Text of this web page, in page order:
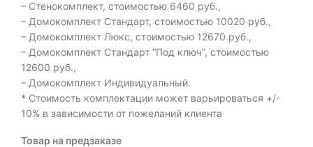
– Стенокомплект, стоимостью 6460 руб.,
– Домокомплект Стандарт, стоимостью 10020 руб.,
– Домокомплект Люкс, стоимостью 12670 руб.,
– Домокомплект Стандарт “Под ключ”, стоимостью
12600 руб.,
– Домокомплект Индивидуальный.
* Стоимость комплектации может варьироваться +/-
10% в зависимости от пожеланий клиента
Товар на предзаказе